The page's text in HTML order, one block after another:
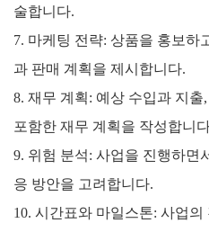
술합니다.
7. 마케팅 전략: 상품을 홍보하
과 판매 계획을 제시합니다.
8. 재무 계획: 예상 수입과 지
포함한 재무 계획을 작성합니
9. 위험 분석: 사업을 진행하면
응 방안을 고려합니다.
10. 시간표와 마일스톤: 사업